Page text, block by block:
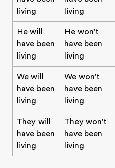
living
living
He will
have been
living
He won't
have been
living
We will
have been
living
We won't
have been
living
They will
have been
living
They won't
have been
living